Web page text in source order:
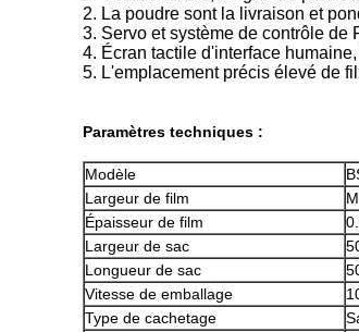
2. La poudre sont la livraison et
3. Servo et système de contrôle de
4. Écran tactile d'interface
5. L'emplacement précis élevé de
Paramètres techniques :
Modèle
Largeur de film
Épaisseur de film
Largeur de sac
Longueur de sac
Vitesse de emballage
Type de cachetage